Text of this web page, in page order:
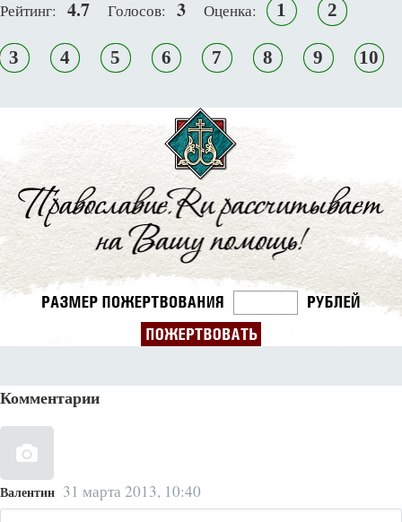
Рейтинг: 4.7 Голосов: 3 Оценка: 1 2
3 4 5 6 7 8 9 10
Комментарии
Валентин 31 марта 2013, 10:40